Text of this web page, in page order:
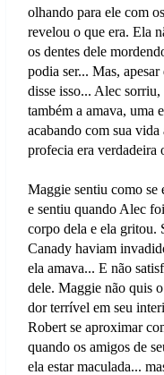
olhando para ele com
revelou o que era. Ela
os dentes dele
podia ser... Mas,
disse isso... Alec sorriu,
também a amava, uma
acabando com sua vida
profecia era verdadeira
Maggie sentiu como se
e sentiu quando Alec
corpo dela e ela gritou.
Canady haviam
ela amava... E não
dele. Maggie não quis
dor terrível em seu
Robert se aproximar
quando os amigos de
ela estar maculada...